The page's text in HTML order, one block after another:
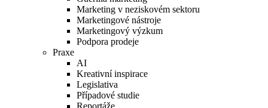
Marketing v neziskovém sektoru
Marketingové nástroje
Marketingový výzkum
Podpora prodeje
Praxe
AI
Kreativní inspirace
Legislativa
Případové studie
Reportáže